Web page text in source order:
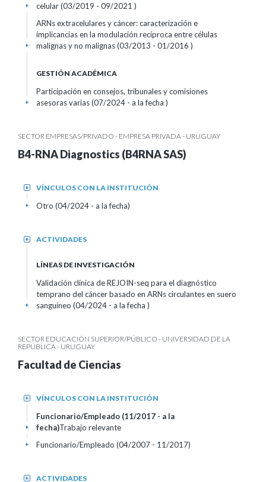
celular (03/2019 - 09/2021 )
+
ARNs extracelulares y cáncer: caracterización e
implicancias en la modulación recíproca entre células
malignas y no malignas (03/2013 - 01/2016 )
+
GESTIÓN ACADÉMICA
Participación en consejos, tribunales y comisiones
asesoras varias (07/2024 - a la fecha )
+
SECTOR EMPRESAS/PRIVADO - EMPRESA PRIVADA - URUGUAY
B4-RNA Diagnostics (B4RNA SAS)
VÍNCULOS CON LA INSTITUCIÓN
+
Otro (04/2024 - a la fecha)
+
ACTIVIDADES
+
LÍNEAS DE INVESTIGACIÓN
Validación clínica de REJOIN-seq para el diagnóstico
temprano del cáncer basado en ARNs circulantes en suero
sanguíneo (04/2024 - a la fecha )
+
SECTOR EDUCACIÓN SUPERIOR/PÚBLICO - UNIVERSIDAD DE LA
REPÚBLICA - URUGUAY
Facultad de Ciencias
VÍNCULOS CON LA INSTITUCIÓN
+
Funcionario/Empleado (11/2017 - a la
fecha)Trabajo relevante
+
Funcionario/Empleado (04/2007 - 11/2017)
+
ACTIVIDADES
+